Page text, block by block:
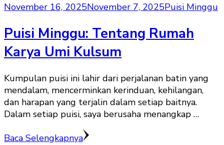
November 16, 2025November 7, 2025Puisi Minggu
Puisi Minggu: Tentang Rumah
Karya Umi Kulsum
Kumpulan puisi ini lahir dari perjalanan batin yang
mendalam, mencerminkan kerinduan, kehilangan,
dan harapan yang terjalin dalam setiap baitnya.
Dalam setiap puisi, saya berusaha menangkap …
Baca Selengkapnya